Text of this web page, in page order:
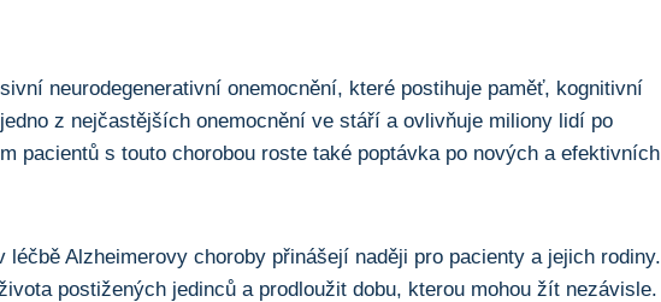
neurodegenerativní onemocnění, které postihuje paměť, kognitivní
z nejčastějších onemocnění ve stáří a ovlivňuje miliony lidí po
pacientů s touto chorobou roste také poptávka po nových a efektivních
Alzheimerovy choroby přinášejí naději pro pacienty a jejich rodiny.
postižených jedinců a prodloužit dobu, kterou mohou žít nezávisle.